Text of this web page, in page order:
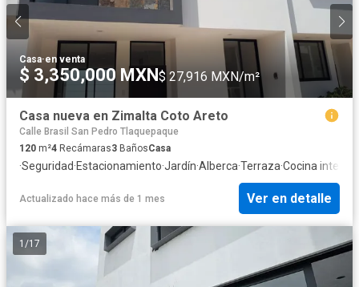
Casa·en venta
$ 3,350,000 MXN $ 27,916 MXN/m²
Casa nueva en Zimalta Coto Areto
Calle Brasil San Pedro Tlaquepaque
120 m²4 Recámaras3 BañosCasa
·Seguridad·Estacionamiento·Jardín·Alberca·Terraza·Cocina integral
Actualizado hace más de 1 mes Ver en detalle
1 /17